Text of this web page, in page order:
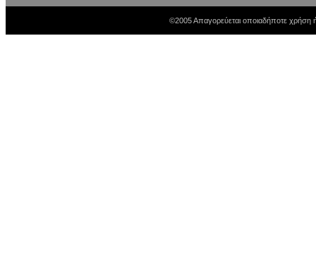
©2005 Απαγορεύεται οποιαδήποτε χρήση